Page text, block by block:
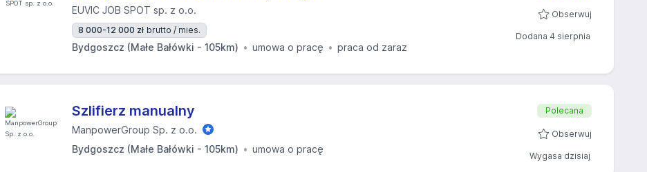
EUVIC JOB SPOT sp. z o.o.
8 000-12 000 zł brutto / mies.
Bydgoszcz (Małe Bałówki - 105km) umowa o pracę praca od zaraz
Obserwuj
Dodana 4 sierpnia
Szlifierz manualny
ManpowerGroup Sp. z o.o.
Bydgoszcz (Małe Bałówki - 105km)
umowa o pracę
Polecana
Obserwuj
Wygasa dzisiaj